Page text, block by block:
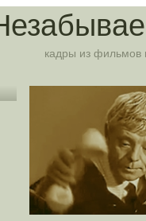
кадры из фильмов